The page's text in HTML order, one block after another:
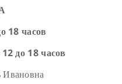
18 часов
12 до 18 часов
Ивановна